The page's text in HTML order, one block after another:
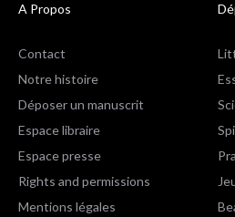
A Propos
Contact
Notre histoire
Déposer un manuscrit
Espace libraire
Espace presse
Rights and permissions
Mentions légales